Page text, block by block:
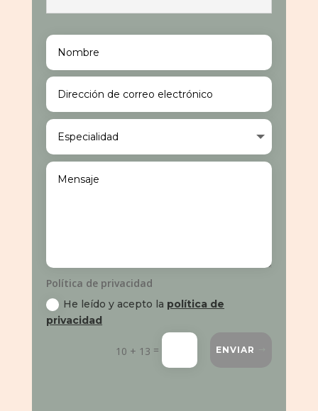
Política de privacidad
He leído y acepto la política de
privacidad
10 + 13 = ENVIAR